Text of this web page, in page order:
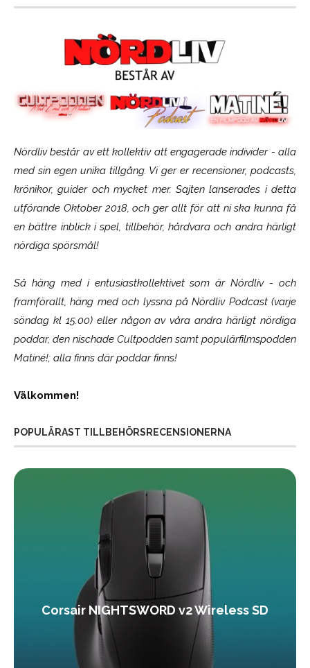
Nördliv består av ett kollektiv att engagerade individer - alla
med sin egen unika tillgång. Vi ger er recensioner, podcasts,
krönikor, guider och mycket mer. Sajten lanserades i detta
utförande Oktober 2018, och ger allt för att ni ska kunna få
en bättre inblick i spel, tillbehör, hårdvara och andra härligt
nördiga spörsmål!
Så häng med i entusiastkollektivet som ärNördliv- och
framförallt, häng med och lyssna på Nördliv Podcast (varje
söndag kl 15.00) eller någon av våra andra härligt nördiga
poddar, den nischade Cultpodden samt populärfilmspodden
Matiné!; alla finns där poddar finns!
Välkommen!
POPULÄRAST TILLBEHÖRSRECENSIONERNA
Corsair NIGHTSWORD v2 Wireless SD